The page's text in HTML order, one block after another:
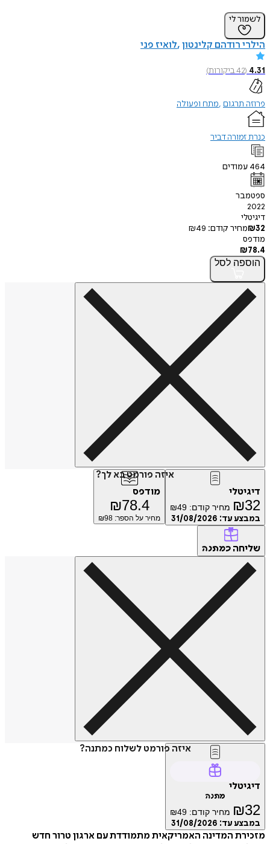
לשמור לי
הילרי רודהם קלינטון לואיז פני
4.31
(
42ביקורות)
פרוזה תרגום מתח ופעולה
כנרת זמורה דביר
464 עמודים
ספטמבר
2022
דיגיטלי
₪32 מחיר קודם: ₪49
מודפס
₪78.4
הוספה לסל
איזה פורמט בא לך?
דיגיטלי
₪32 מחיר קודם: ₪49
במבצע עד: 31/08/2026
מודפס
₪78.4
מחיר על הספר: ₪ 98
שליחה כמתנה
איזה פורמט לשלוח כמתנה?
דיגיטלי
מתנה
₪32 מחיר קודם: ₪49
במבצע עד: 31/08/2026
מזכירת המדינה האמריקאית מתמודדת עם ארגון טרור חדש